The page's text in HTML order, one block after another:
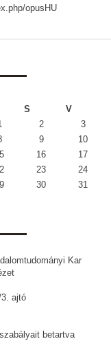
opusHU
S
V
2
3
9
10
16
17
23
24
30
31
Kar
ajtó
betartva